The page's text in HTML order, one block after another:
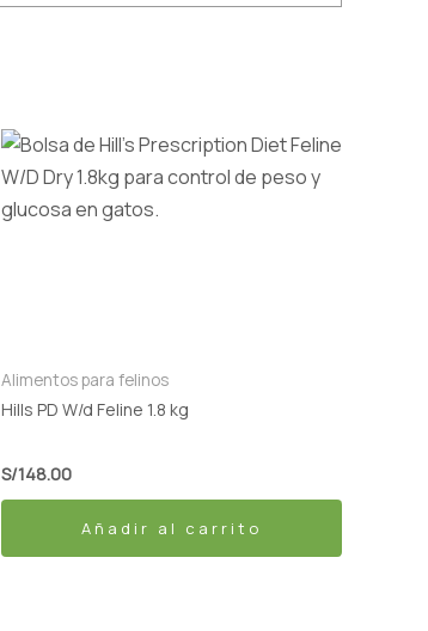
Alimentos para felinos
Hills PD W/d Feline 1.8 kg
S/148.00
Añadir al carrito